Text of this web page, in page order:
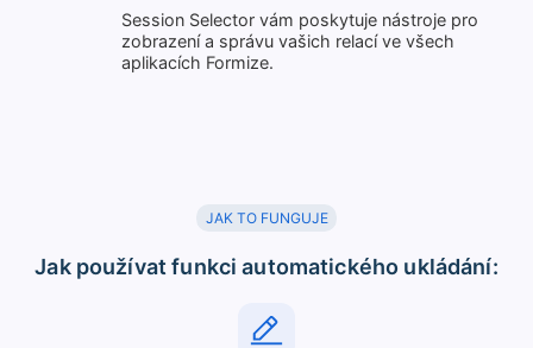
Session Selector vám poskytuje nástroje pro
zobrazení a správu vašich relací ve všech
aplikacích Formize.
JAK TO FUNGUJE
Jak používat funkci automatického ukládání: